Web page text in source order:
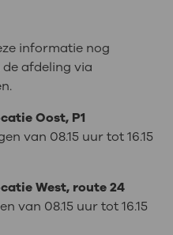
informatie nog
afdeling via
Oost, P1
van 08.15 uur tot 16.15
West, route 24
van 08.15 uur tot 16.15